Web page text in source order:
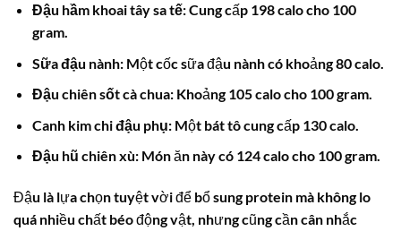
Đậu hầm khoai tây sa tế:Cung cấp 198 calo cho 100
gram.
Sữa đậu nành:Một cốc sữa đậu nành có khoảng 80 calo.
Đậu chiên sốt cà chua:Khoảng 105 calo cho 100 gram.
Canh kim chi đậu phụ:Một bát tô cung cấp 130 calo.
Đậu hũ chiên xù:Món ăn này có 124 calo cho 100 gram.
Đậu là lựa chọn tuyệt vời để bổ sung protein mà không lo
quá nhiều chất béo động vật, nhưng cũng cần cân nhắc